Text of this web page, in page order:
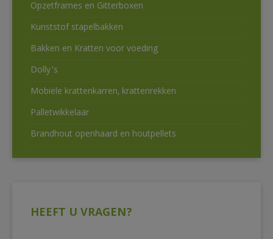
Opzetframes en Gitterboxen
Kunststof stapelbakken
Bakken en Kratten voor voeding
Dolly’s
Mobiele krattenkarren, krattenrekken
Palletwikkelaar
Brandhout openhaard en houtpellets
HEEFT U VRAGEN?